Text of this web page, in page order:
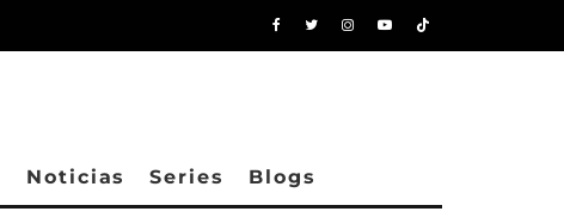
Noticias Series Blogs